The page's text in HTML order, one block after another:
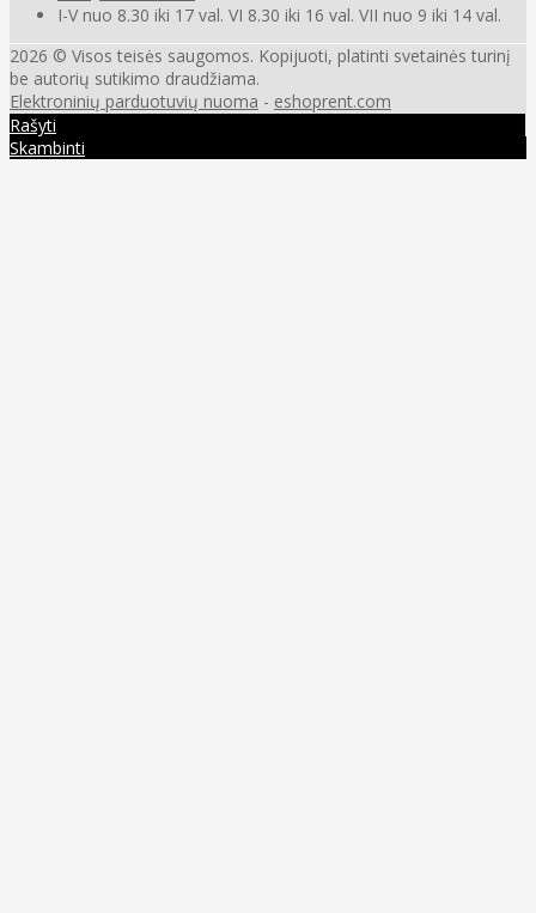
I-V nuo 8.30 iki 17 val. VI 8.30 iki 16 val. VII nuo 9 iki 14 val.
2026 © Visos teisės saugomos. Kopijuoti, platinti svetainės turinį
be autorių sutikimo draudžiama.
Elektroninių parduotuvių nuoma - eshoprent.com
Rašyti
Skambinti